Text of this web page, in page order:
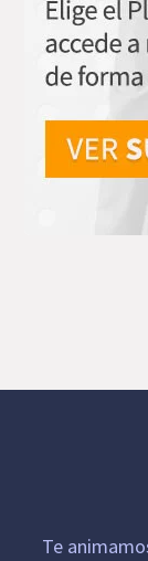
Te